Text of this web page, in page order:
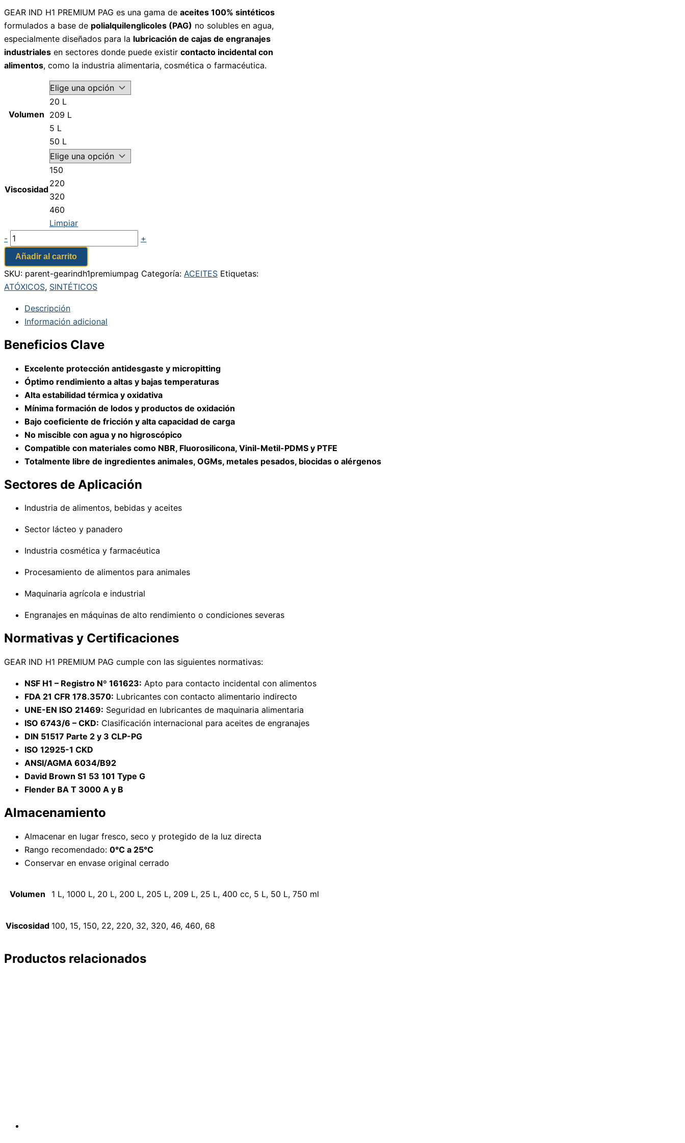
GEAR IND H1 PREMIUM PAG es una gama de aceites 100% sintéticos
formulados a base de polialquilenglicoles (PAG) no solubles en agua,
especialmente diseñados para la lubricación de cajas de engranajes
industriales en sectores donde puede existir contacto incidental con
alimentos, como la industria alimentaria, cosmética o farmacéutica.
Volumen
20 L
209 L
5 L
50 L
Viscosidad
150
220
320
460
Limpiar
-
+
Añadir al carrito
SKU: parent-gearindh1premiumpag Categoría: ACEITES Etiquetas:
ATÓXICOS, SINTÉTICOS
Descripción
Información adicional
Beneficios Clave
Excelente protección antidesgaste y micropitting
Óptimo rendimiento a altas y bajas temperaturas
Alta estabilidad térmica y oxidativa
Mínima formación de lodos y productos de oxidación
Bajo coeficiente de fricción y alta capacidad de carga
No miscible con agua y no higroscópico
Compatible con materiales como NBR, Fluorosilicona, Vinil-Metil-PDMS y PTFE
Totalmente libre de ingredientes animales, OGMs, metales pesados, biocidas o alérgenos
Sectores de Aplicación
Industria de alimentos, bebidas y aceites
Sector lácteo y panadero
Industria cosmética y farmacéutica
Procesamiento de alimentos para animales
Maquinaria agrícola e industrial
Engranajes en máquinas de alto rendimiento o condiciones severas
Normativas y Certificaciones
GEAR IND H1 PREMIUM PAG cumple con las siguientes normativas:
NSF H1 – Registro Nº 161623: Apto para contacto incidental con alimentos
FDA 21 CFR 178.3570: Lubricantes con contacto alimentario indirecto
UNE-EN ISO 21469: Seguridad en lubricantes de maquinaria alimentaria
ISO 6743/6 – CKD: Clasificación internacional para aceites de engranajes
DIN 51517 Parte 2 y 3 CLP-PG
ISO 12925-1 CKD
ANSI/AGMA 6034/B92
David Brown S1 53 101 Type G
Flender BA T 3000 A y B
Almacenamiento
Almacenar en lugar fresco, seco y protegido de la luz directa
Rango recomendado: 0°C a 25°C
Conservar en envase original cerrado
Volumen 1 L, 1000 L, 20 L, 200 L, 205 L, 209 L, 25 L, 400 cc, 5 L, 50 L, 750 ml
Viscosidad 100, 15, 150, 22, 220, 32, 320, 46, 460, 68
Productos relacionados